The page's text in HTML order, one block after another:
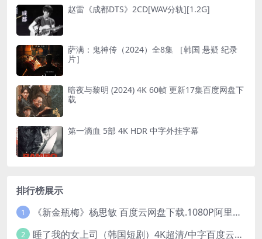
赵雷《成都DTS》2CD[WAV分轨][1.2G]
萨满：鬼神传（2024）全8集 ［韩国 悬疑 纪录
片］
暗夜与黎明 (2024) 4K 60帧 更新17集百度网盘下
载
第一滴血 5部 4K HDR 中字外挂字幕
排行榜展示
1 《新金瓶梅》杨思敏 百度云网盘下载.1080P阿里下载.国语中字.(1996)
2 睡了我的女上司（韩国短剧）4K超清/中字百度云网盘下载